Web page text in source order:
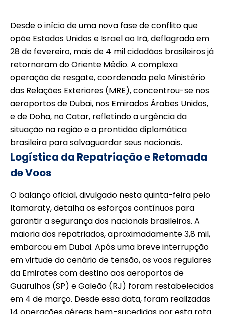
Desde o início de uma nova fase de conflito que
opõe Estados Unidos e Israel ao Irã, deflagrada em
28 de fevereiro, mais de 4 mil cidadãos brasileiros já
retornaram do Oriente Médio. A complexa
operação de resgate, coordenada pelo Ministério
das Relações Exteriores (MRE), concentrou-se nos
aeroportos de Dubai, nos Emirados Árabes Unidos,
e de Doha, no Catar, refletindo a urgência da
situação na região e a prontidão diplomática
brasileira para salvaguardar seus nacionais.
Logística da Repatriação e Retomada
de Voos
O balanço oficial, divulgado nesta quinta-feira pelo
Itamaraty, detalha os esforços contínuos para
garantir a segurança dos nacionais brasileiros. A
maioria dos repatriados, aproximadamente 3,8 mil,
embarcou em Dubai. Após uma breve interrupção
em virtude do cenário de tensão, os voos regulares
da Emirates com destino aos aeroportos de
Guarulhos (SP) e Galeão (RJ) foram restabelecidos
em 4 de março. Desde essa data, foram realizadas